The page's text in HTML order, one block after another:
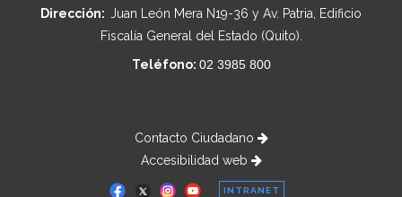
Dirección: Juan León Mera N19-36 y Av. Patria, Edificio
Fiscalía General del Estado (Quito).
Teléfono: 02 3985 800
Contacto Ciudadano
Accesibilidad web
INTRANET